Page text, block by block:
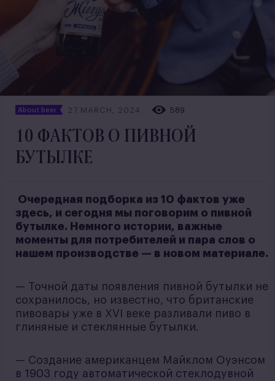
About beer 27 MARCH, 2024 589
10 ФАКТОВ О ПИВНОЙ
БУТЫЛКЕ
Очередная подборка из 10 фактов уже
здесь, и сегодня мы поговорим о пивной
бутылке. Немного истории, важные
моменты для потребителей и пара слов о
нашем производстве — в новом материале.
— Точной даты появления пивной бутылки не
сохранилось, но известно, что британские
пивовары уже в XVI веке разливали пиво в
глиняные и стеклянные бутылки.
— Создание американцем Майклом Оуэнсом
в 1903 году автоматической стеклодувной